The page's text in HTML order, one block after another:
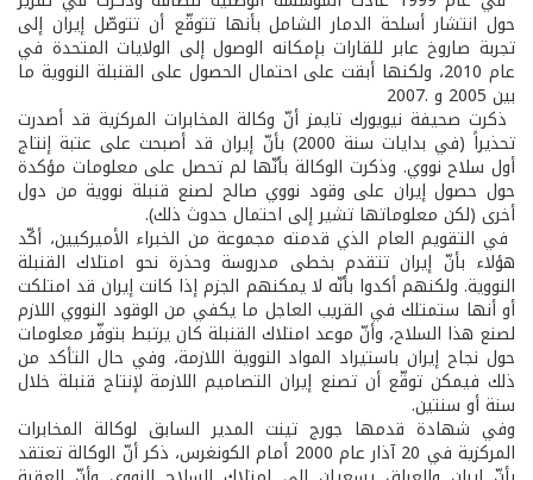
حول انتشار أسلحة الدمار الشامل بأنها تتوقّع أن تتوصّل إيران إلى
تجربة صاروخ عابر للقارات بإمكانه الوصول إلى الولايات المتحدة في
عام 2010، ولكنها أبقت على احتمال الحصول على القنبلة النووية ما
بين 2005 و .2007
­ ذكرت صحيفة نيويورك تايمز أنّ وكالة المخابرات المركزية قد أصدرت
تحذيراً (في بدايات سنة 2000) بأنّ إيران قد أصبحت على عتبة إنتاج
أول سلاح نووي. وذكرت الوكالة بأنّها لم تحصل على معلومات مؤكدة
حول حصول إيران على وقود نووي صالح لصنع قنبلة نووية من دول
أخرى (لكن معلوماتها تشير إلى احتمال حدوث ذلك).
­ في التقويم العام الذي قدمته مجموعة من الخبراء الأميركيين، أكّد
هؤلاء بأنّ إيران تتقدم بخطى مدروسة وحذرة نحو امتلاك القنبلة
النووية. ولكنهم أكدوا بأنّه لا يمكنهم الجزم إذا كانت إيران قد امتلكت
أو أنها ستمتلك في القريب العاجل ما يكفي من الوقود النووي اللازم
لصنع هذا السلاح، وأنّ موعد امتلاك القنبلة كان يرتبط بتوفّر معلومات
حول نجاح إيران باستيراد المواد النووية اللازمة، وفي حال التأكد من
ذلك فيمكن توقّع أن تصنع إيران التصاميم اللازمة لإنتاج قنبلة خلال
سنة أو سنتين.
وفي شهادة قدمها جورج تينت المدير السابق لوكالة المخابرات
المركزية في 20 آذار عام 2000 أمام الكونغرس، ذكر أنّ الوكالة تعتقد